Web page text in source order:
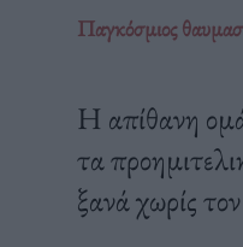
Παγκόσμιος
Η απίθανη
τα
ξανά χωρίς